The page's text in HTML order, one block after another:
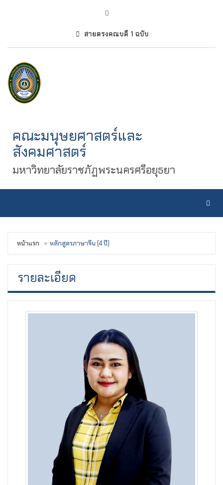
สายตรงคณบดี 1 ฉบับ
คณะมนุษยศาสตร์และ
สังคมศาสตร์
มหาวิทยาลัยราชภัฏพระนครศรีอยุธยา
หน้าแรก หลักสูตรภาษาจีน (4 ปี)
รายละเอียด